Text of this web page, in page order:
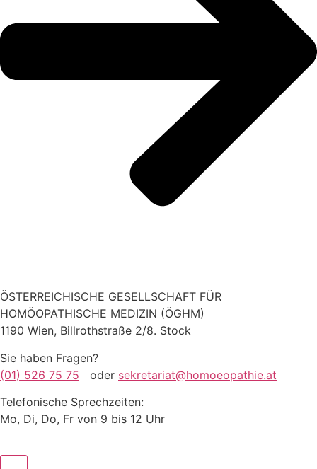
ÖSTERREICHISCHE GESELLSCHAFT FÜR
HOMÖOPATHISCHE MEDIZIN (ÖGHM)
1190 Wien, Billrothstraße 2/8. Stock
Sie haben Fragen?
(01) 526 75 75 oder sekretariat@homoeopathie.at
Telefonische Sprechzeiten:
Mo, Di, Do, Fr von 9 bis 12 Uhr